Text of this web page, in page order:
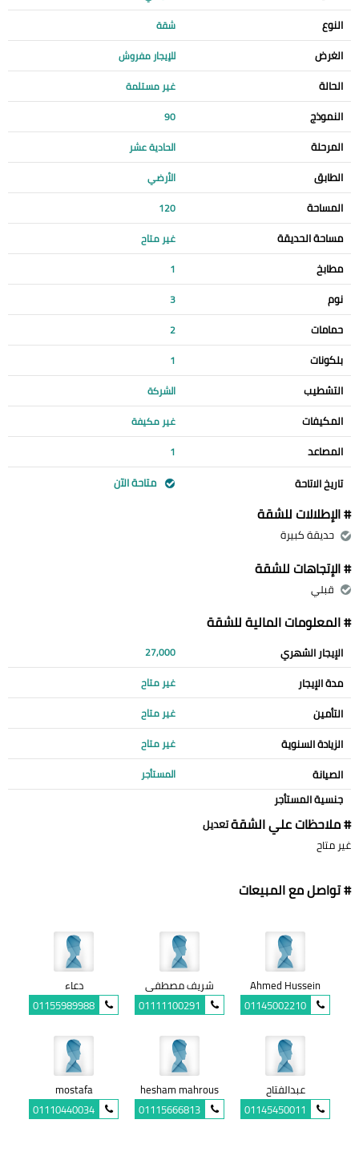
النوع شقة
الغرض للإيجار مفروش
الحالة غير مستلمة
النموذج 90
المرحلة الحادية عشر
الطابق الأرضي
المساحة 120
مساحة الحديقة غير متاح
مطابخ 1
نوم 3
حمامات 2
بلكونات 1
التشطيب الشركة
المكيفات غير مكيفة
المصاعد 1
تاريخ الاتاحة متاحة الآن
# الإطلالات للشقة
حديقة كبيرة
# الإتجاهات للشقة
قبلي
# المعلومات المالية للشقة
الإيجار الشهري 27,000
مدة الإيجار غير متاح
التأمين غير متاح
الزيادة السنوية غير متاح
الصيانة المستأجر
جنسية المستأجر
# ملاحظات علي الشقةتعديل
غير متاح
# تواصل مع المبيعات
Ahmed Hussein
01145002210
شريف مصطفى
01111100291
دعاء
01155989988
عبدالفتاح
01145450011
hesham mahrous
01115666813
mostafa
01110440034